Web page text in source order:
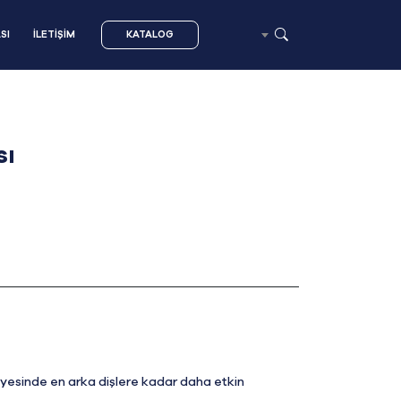
İLETİŞİM KATALOG
en arka dişlere kadar daha etkin